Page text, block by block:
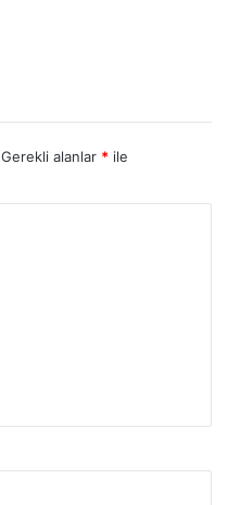
Gerekli alanlar * ile